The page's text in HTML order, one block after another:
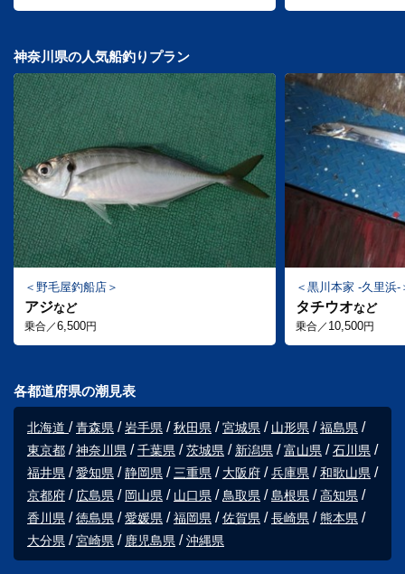
神奈川県の人気船釣りプラン
野毛屋釣船店
アジなど
乗合／6,500円
黒川本家 -久里浜-
タチウオなど
乗合／ 10,500円
各都道府県の潮見表
北海道 青森県 岩手県 秋田県 宮城県 山形県
福島県
東京都
神奈川県 千葉県 茨城県 新潟県 富山県
石川県
福井県
愛知県 静岡県 三重県 大阪府 兵庫県
和歌山県
京都府
広島県 岡山県 山口県 鳥取県 島根県
高知県
香川県
徳島県 愛媛県 福岡県 佐賀県 長崎県
熊本県
大分県
宮崎県 鹿児島県 沖縄県